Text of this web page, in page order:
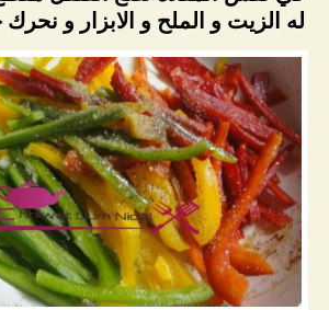
له الزيت و الملح و الابزار و